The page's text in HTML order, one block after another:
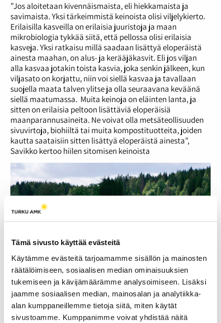
Tämä sivusto käyttää evästeitä
Käytämme evästeitä tarjoamamme sisällön ja mainosten
räätälöimiseen, sosiaalisen median ominaisuuksien
tukemiseen ja kävijämäärämme analysoimiseen. Lisäksi
jaamme sosiaalisen median, mainosalan ja analytiikka-
alan kumppaneillemme tietoja siitä, miten käytät
sivustoamme. Kumppanimme voivat yhdistää näitä
”Jos aloitetaan kivennäismaista, eli hiekkamaista ja
savimaista. Yksi tärkeimmistä keinoista olisi viljelykierto.
Erilaisilla kasveilla on erilaisia juuristoja ja maan
mikrobiologia tykkää siitä, että pellossa olisi erilaisia
kasveja. Yksi ratkaisu millä saadaan lisättyä eloperäistä
ainesta maahan, on alus- ja kerääjäkasvit. Eli jos viljan
alla kasvaa jotakin toista kasvia, joka senkin jälkeen, kun
viljasato on korjattu, niin voi siellä kasvaa ja tavallaan
suojella maata talven ylitse ja olla seuraavana keväänä
siellä maatumassa. Muita keinoja on eläinten lanta, ja
sitten on erilaisia peltoon lisättäviä eloperäisiä
maanparannusaineita. Ne voivat olla metsäteollisuuden
sivuvirtoja, biohiiltä tai muita kompostituotteita, joiden
kautta saataisiin sitten lisättyä eloperäistä ainesta”,
Savikko kertoo hiilen sitomisen keinoista
Kuva: Yrjö Tuunanen
Turvepelloilla on haastetta saada hiili pysymään maassa.